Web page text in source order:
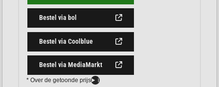
Bestel via bol
Bestel via Coolblue
Bestel via MediaMarkt
* Over de getoonde prijs i